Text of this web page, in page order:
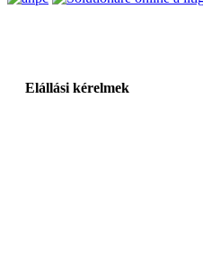
Elállási kérelmek